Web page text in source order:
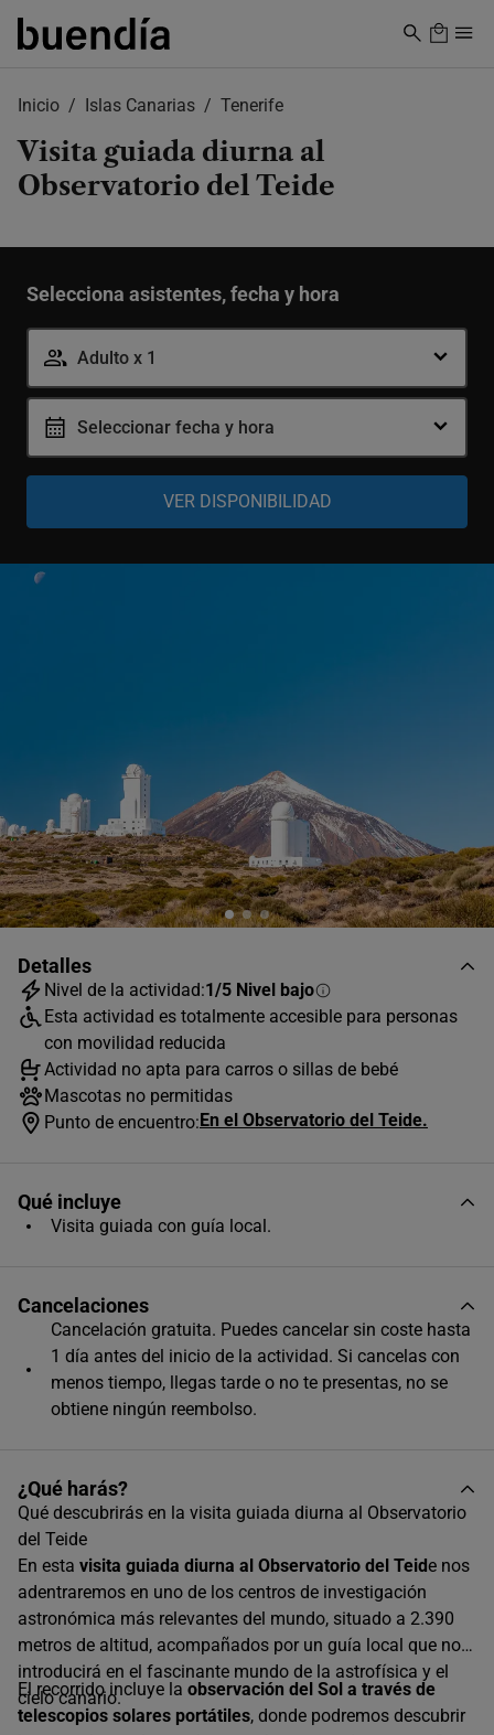
Skip
Inicio Islas Canarias Tenerife
Visita guiada diurna al
Observatorio del Teide
Selecciona asistentes, fecha y hora
Adulto x 1
Adulto
- +
Seleccionar fecha y hora
AGOSTO 2026
L
M X J V
1
2
10
11 12 14
24
25 26
31
Horas disponibles (1)
Único horario disponible
Detalles
Nivel de la actividad:1/5 Nivel bajo
Esta actividad es totalmente accesible para personas
con movilidad reducida
Actividad no apta para carros o sillas de bebé
Mascotas no permitidas
Punto de encuentro:En el Observatorio del Teide.
Qué incluye
Visita guiada con guía local.
Cancelaciones
Cancelación gratuita. Puedes cancelar sin coste hasta
1 día antes del inicio de la actividad. Si cancelas con
menos tiempo, llegas tarde o no te presentas, no se
obtiene ningún reembolso.
¿Qué harás?
Qué descubrirás en la visita guiada diurna al Observatorio
del Teide
En esta visita guiada diurna al Observatorio del Teide nos
adentraremos en uno de los centros de investigación
astronómica más relevantes del mundo, situado a 2.390
metros de altitud, acompañados por un guía local que nos
introducirá en el fascinante mundo de la astrofísica y el
cielo canario.
El recorrido incluye la observación del Sol a través de
telescopios solares portátiles, donde podremos descubrir